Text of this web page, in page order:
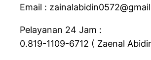
Email :
Pelayanan 24 Jam :
0.819-1109-6712 ( Zaenal